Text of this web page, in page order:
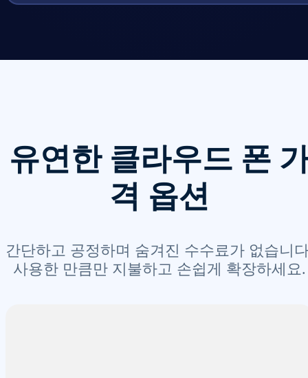
유연한 클라우드 폰
격 옵션
간단하고 공정하며 숨겨진 수수료가 없습니
사용한 만큼만 지불하고 손쉽게 확장하세요.